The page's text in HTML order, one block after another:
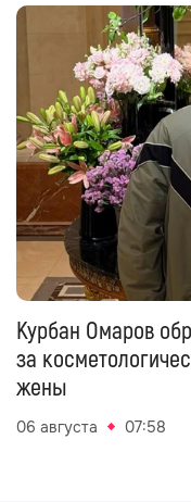
Курбан Омаров
за
жены
06 августа 07:58